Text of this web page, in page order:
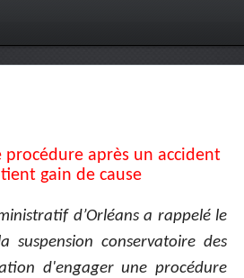
procédure après un accident
gain de cause
d’Orléans a rappelé le
conservatoire des
d'engager une procédure